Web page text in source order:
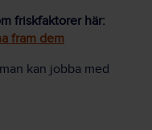
friskfaktorer här:
fram dem
kan jobba med